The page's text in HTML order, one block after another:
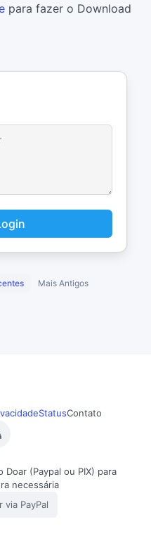
para fazer o Download
Mais Antigos
StatusContato
(Paypal ou PIX) para
necessária
via PayPal